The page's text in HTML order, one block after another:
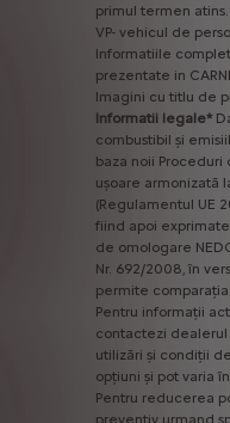
primul termen atins.
VP- vehicul de
Informatiile
prezentate in
Imagini cu titlu de
Informatii legale*
combustibil și
baza noii Proceduri
ușoare armonizată
(Regulamentul UE
fiind apoi exprimate
de omologare
Nr. 692/2008, în
permite comparația
Pentru informații
contactezi dealerul
utilizări și condiții de
opțiuni și pot varia în
Pentru reducerea
preventiv urmand